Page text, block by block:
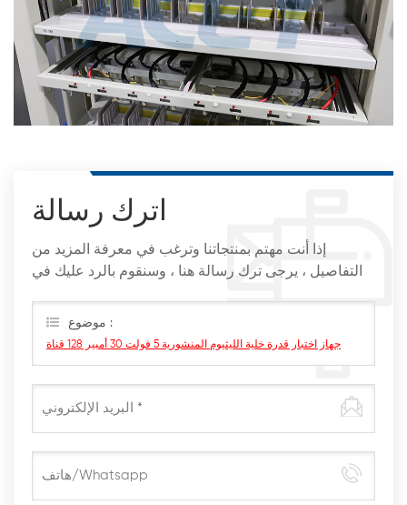
اترك رسالة
إذا أنت مهتم بمنتجاتنا وترغب في معرفة المزيد من
التفاصيل ، يرجى ترك رسالة هنا ، وسنقوم بالرد عليك في
موضوع :
جهاز اختبار قدرة خلية الليثيوم المنشورية 5 فولت 30 أمبير 128 قناة